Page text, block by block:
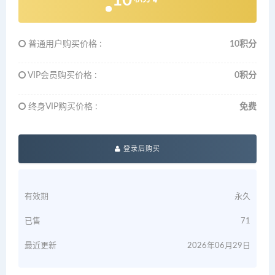
普通用户购买价格 : 10积分
VIP会员购买价格 : 0积分
终身VIP购买价格 : 免费
登录后购买
有效期 永久
已售 71
最近更新 2026年06月29日